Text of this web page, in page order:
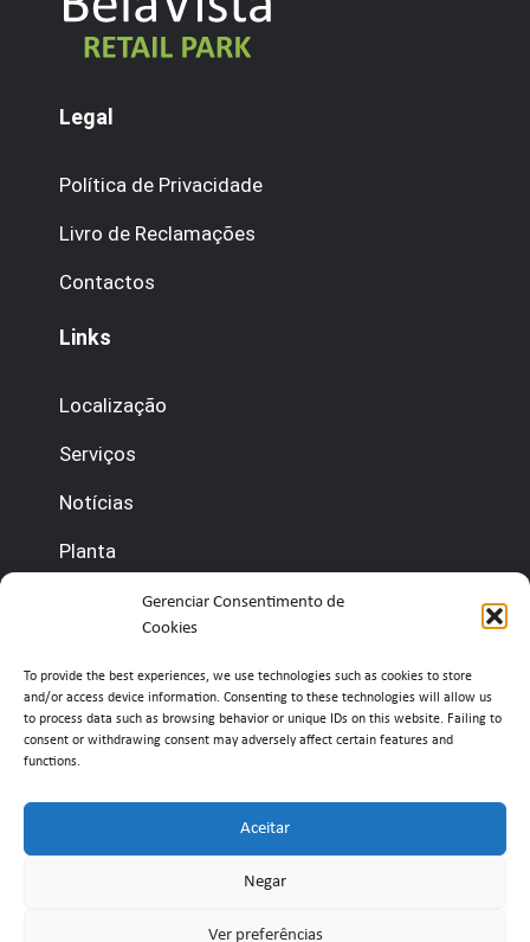
Gerenciar Consentimento de
Cookies
To provide the best experiences, we use technologies such as cookies to store
and/or access device information. Consenting to these technologies will allow us
to process data such as browsing behavior or unique IDs on this website. Failing to
consent or withdrawing consent may adversely affect certain features and
functions.
Aceitar
Negar
Ver preferências
Legal
Política de Privacidade
Livro de Reclamações
Contactos
Links
Localização
Serviços
Notícias
Planta
Contate-nos
(+351) 210 920 600 (gestão)
(+351) 210 920 660 (portaria)
info@belavistaretailpark.pt
Estr. de Paço de Arcos 39, 2735-308 Agualva-
Cacém